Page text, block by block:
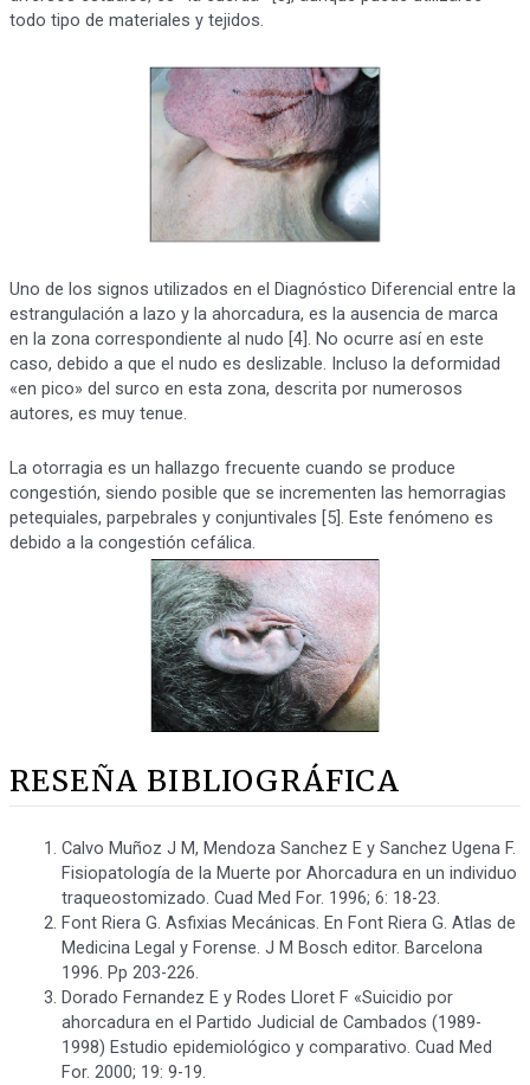
todo tipo de materiales y tejidos.
Uno de los signos utilizados en el Diagnóstico Diferencial entre la
estrangulación a lazo y la ahorcadura, es la ausencia de marca
en la zona correspondiente al nudo [4]. No ocurre así en este
caso, debido a que el nudo es deslizable. Incluso la deformidad
«en pico» del surco en esta zona, descrita por numerosos
autores, es muy tenue.
La otorragia es un hallazgo frecuente cuando se produce
congestión, siendo posible que se incrementen las hemorragias
petequiales, parpebrales y conjuntivales [5]. Este fenómeno es
debido a la congestión cefálica.
RESEÑA BIBLIOGRÁFICA
Calvo Muñoz J M, Mendoza Sanchez E y Sanchez Ugena F.
Fisiopatología de la Muerte por Ahorcadura en un individuo
traqueostomizado. Cuad Med For. 1996; 6: 18-23.
Font Riera G. Asfixias Mecánicas. En Font Riera G. Atlas de
Medicina Legal y Forense. J M Bosch editor. Barcelona
1996. Pp 203-226.
Dorado Fernandez E y Rodes Lloret F «Suicidio por
ahorcadura en el Partido Judicial de Cambados (1989-
1998) Estudio epidemiológico y comparativo. Cuad Med
For. 2000; 19: 9-19.